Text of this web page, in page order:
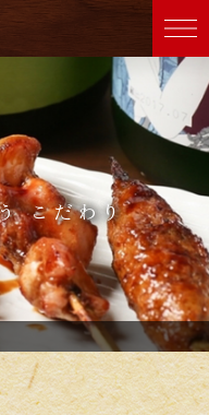
こだわり